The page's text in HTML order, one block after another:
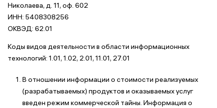
Николаева, д. 11, оф. 602
ИНН: 5408308256
ОКВЭД: 62.01
Коды видов деятельности в области информационных
технологий: 1.01, 1.02, 2.01, 11.01, 27.01
В отношении информации о стоимости реализуемых
(разрабатываемых) продуктов и оказываемых услуг
введен режим коммерческой тайны. Информация о